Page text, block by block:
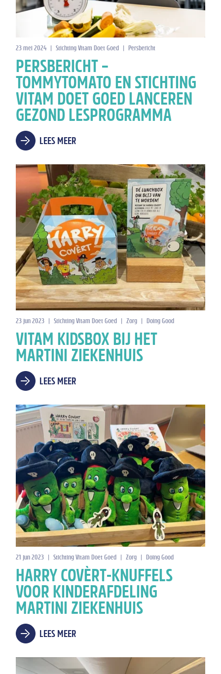
23 mei 2024 | Stichting Vitam Doet Goed | Persbericht
PERSBERICHT –
TOMMYTOMATO EN STICHTING
VITAM DOET GOED LANCEREN
GEZOND LESPROGRAMMA
LEES MEER
23 jun 2023 | Stichting Vitam Doet Goed | Zorg | Doing Good
VITAM KIDSBOX BIJ HET
MARTINI ZIEKENHUIS
LEES MEER
21 jun 2023 | Stichting Vitam Doet Goed | Zorg | Doing Good
HARRY COVÈRT-KNUFFELS
VOOR KINDERAFDELING
MARTINI ZIEKENHUIS
LEES MEER